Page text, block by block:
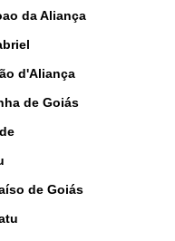
da Aliança
d'Aliança
de Goiás
de Goiás